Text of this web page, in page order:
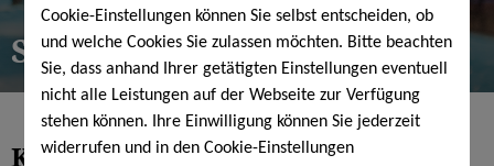
Cookie-Einstellungen können Sie selbst entscheiden, ob
und welche Cookies Sie zulassen möchten. Bitte beachten
Sie, dass anhand Ihrer getätigten Einstellungen eventuell
nicht alle Leistungen auf der Webseite zur Verfügung
stehen können. Ihre Einwilligung können Sie jederzeit
widerrufen und in den Cookie-Einstellungen
Sparen bei jedem Besuch...
Kennen Sie schon